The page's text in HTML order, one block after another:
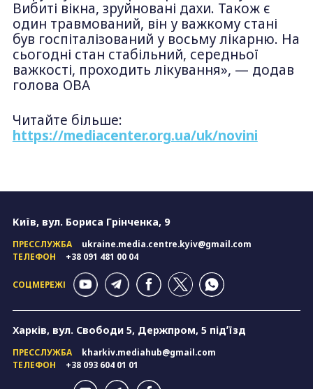
Вибиті вікна, зруйновані дахи. Також є
один травмований, він у важкому стані
був госпіталізований у восьму лікарню. На
сьогодні стан стабільний, середньої
важкості, проходить лікування», — додав
голова ОВА
Читайте більше:
https://mediacenter.org.ua/uk/novini
Київ, вул. Бориса Грінченка, 9
ПРЕССЛУЖБА
ukraine.media.centre.kyiv@gmail.com
ТЕЛЕФОН
+38 091 481 00 04
СОЦМЕРЕЖІ
Харків, вул. Свободи 5, Держпром, 5 підʼїзд
ПРЕССЛУЖБА
kharkiv.mediahub@gmail.com
ТЕЛЕФОН
+38 093 604 01 01